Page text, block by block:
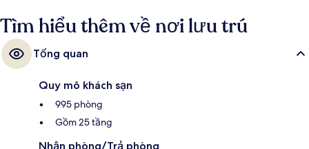
Tìm hiểu thêm về nơi lưu trú
Tổng quan
Quy mô khách sạn
995 phòng
Gồm 25 tầng
Nhận phòng/Trả phòng